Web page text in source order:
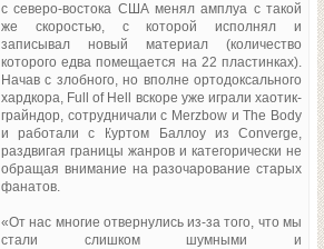
с северо-востока США менял амплуа с такой
же скоростью, с которой исполнял и
записывал новый материал (количество
которого едва помещается на 22 пластинках).
Начав с злобного, но вполне ортодоксального
хардкора, Full of Hell вскоре уже играли хаотик-
грайндор, сотрудничали с Merzbow и The Body
и работали с Куртом Баллоу из Converge,
раздвигая границы жанров и категорически не
обращая внимание на разочарование старых
фанатов.
«От нас многие отвернулись из-за того, что мы
стали слишком шумными и